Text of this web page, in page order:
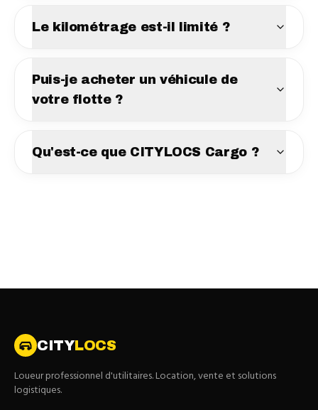
Le kilométrage est-il limité ?
Puis-je acheter un véhicule de
votre flotte ?
Qu'est-ce que CITYLOCS Cargo ?
CITYLOCS
Loueur professionnel d'utilitaires. Location, vente et solutions
logistiques.